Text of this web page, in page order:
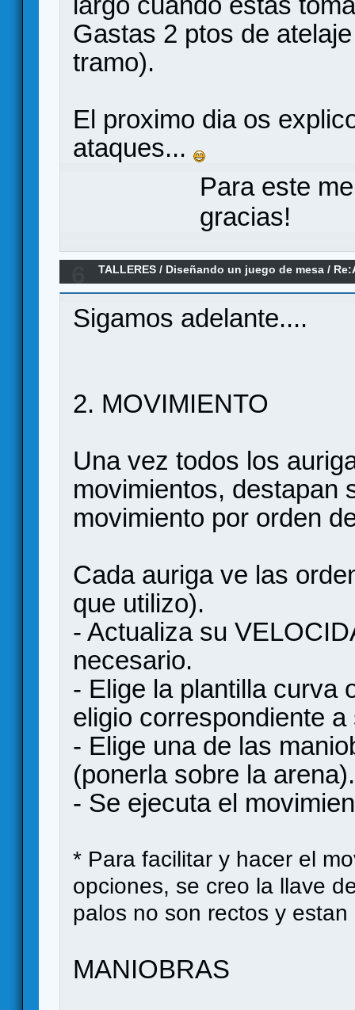
Gastas 2 ptos de
tramo).
El proximo dia os
ataques...
Para este
gracias!
TALLERES / Diseñando un juego de mesa /
Sigamos adelante....
2. MOVIMIENTO
Una vez todos los
movimientos, destapan
movimiento por orden
Cada auriga ve las
que utilizo).
- Actualiza su
necesario.
- Elige la plantilla curva
eligio correspondiente
- Elige una de las
(ponerla sobre la arena).
- Se ejecuta el
* Para facilitar y hacer el
opciones, se creo la llave
palos no son rectos y
MANIOBRAS